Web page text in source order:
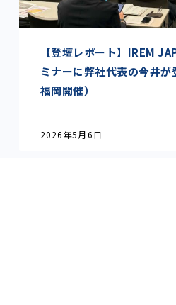
【登壇レポート】IREM
ミナーに弊社代表の今井
福岡開催）
2026年5月6日